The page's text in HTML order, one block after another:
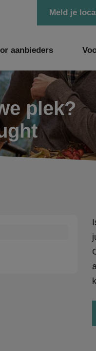
Meld je
aanbieders
plek?